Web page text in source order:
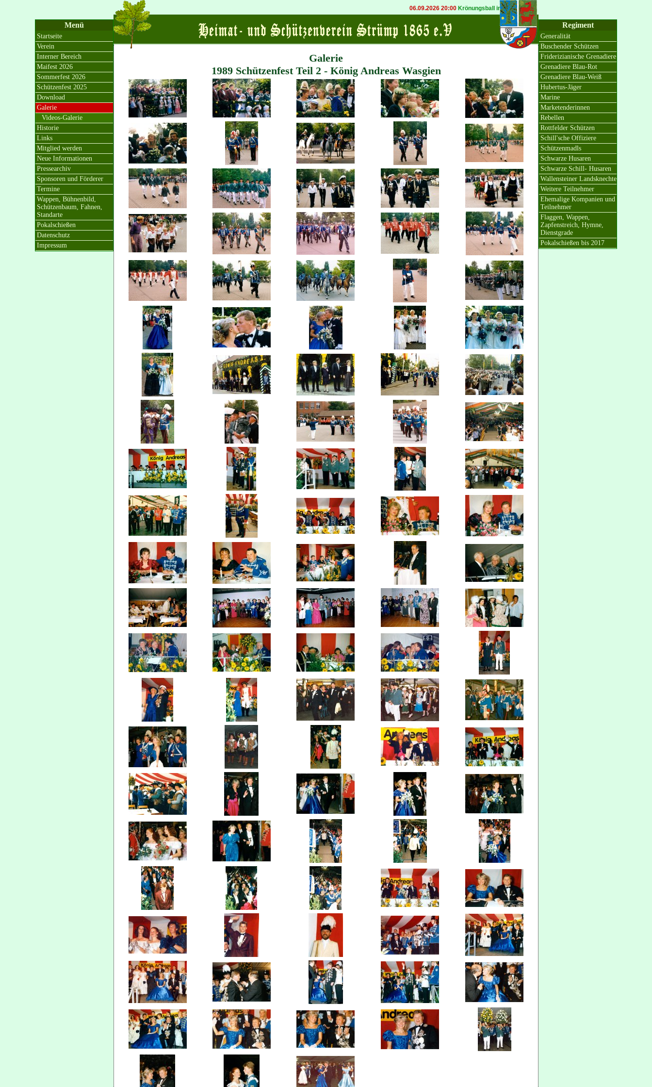
06.09.2026 20:00 Krönungsball in Bösinghoven 20.09.2026 19:30
Galerie
1989 Schützenfest Teil 2 - König Andreas Wasgien
Menü
Startseite
Verein
Interner Bereich
Maifest 2026
Sommerfest 2026
Schützenfest 2025
Download
Galerie
Videos-Galerie
Historie
Links
Mitglied werden
Neue Informationen
Pressearchiv
Sponsoren und Förderer
Termine
Wappen, Bühnenbild,
Schützenbaum, Fahnen,
Standarte
Pokalschießen
Datenschutz
Impressum
Regiment
Generalität
Buschender Schützen
Friderizianische Grenadiere
Grenadiere Blau-Rot
Grenadiere Blau-Weiß
Hubertus-Jäger
Marine
Marketenderinnen
Rebellen
Rottfelder Schützen
Schill'sche Offiziere
Schützenmadls
Schwarze Husaren
Schwarze Schill- Husaren
Wallensteiner Landsknechte
Weitere Teilnehmer
Ehemalige Kompanien und
Teilnehmer
Flaggen, Wappen,
Zapfenstreich, Hymne,
Dienstgrade
Pokalschießen bis 2017